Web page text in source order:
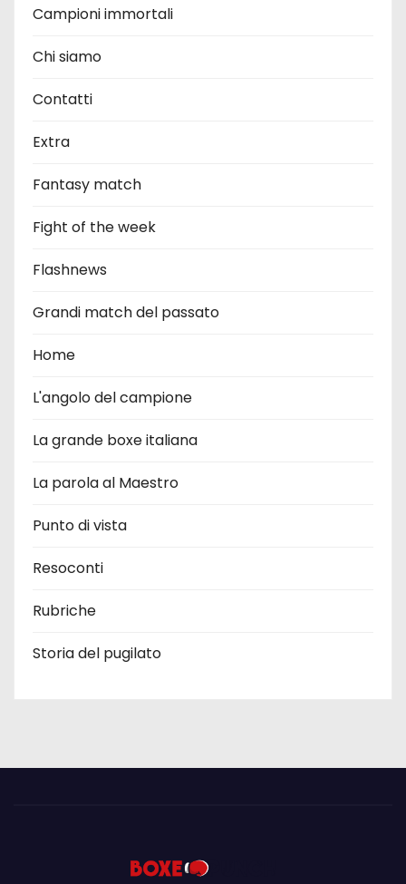
Campioni immortali
Chi siamo
Contatti
Extra
Fantasy match
Fight of the week
Flashnews
Grandi match del passato
Home
L'angolo del campione
La grande boxe italiana
La parola al Maestro
Punto di vista
Resoconti
Rubriche
Storia del pugilato